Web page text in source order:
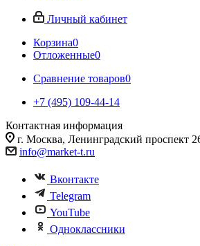
Личный кабинет
Корзина0
Отложенные0
Сравнение товаров0
+7 (495) 109-44-14
Контактная информация
г. Москва, Ленинградский проспект
info@market-t.ru
Вконтакте
Telegram
YouTube
Одноклассники